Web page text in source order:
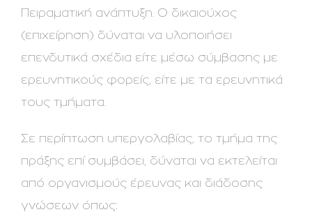
Πειραματική ανάπτυξη. Ο δικαιούχος
(επιχείρηση) δύναται να υλοποιήσει
επενδυτικά σχέδια είτε μέσω σύμβασης με
ερευνητικούς φορείς, είτε με τα ερευνητικά
τους τμήματα.
Σε περίπτωση υπεργολαβίας, το τμήμα της
πράξης επί συμβάσει, δύναται να εκτελείται
από οργανισμούς έρευνας και διάδοσης
γνώσεων όπως: